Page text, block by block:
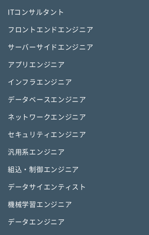
ITコンサルタント
フロントエンドエンジニア
サーバーサイドエンジニア
アプリエンジニア
インフラエンジニア
データベースエンジニア
ネットワークエンジニア
セキュリティエンジニア
汎用系エンジニア
組込・制御エンジニア
データサイエンティスト
機械学習エンジニア
データエンジニア